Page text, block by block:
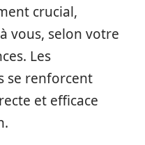
crucial,
vous, selon votre
Les
se renforcent
et efficace